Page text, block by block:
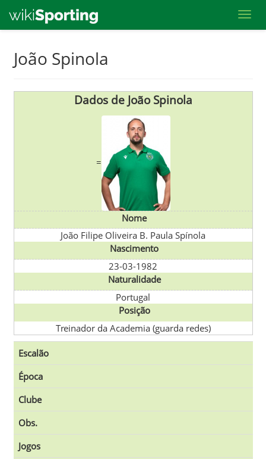
João Spinola
Dados de João Spinola
=
Nome
João Filipe Oliveira B. Paula Spínola
Nascimento
23-03-1982
Naturalidade
Portugal
Posição
Treinador da Academia (guarda redes)
Escalão
Época
Clube
Obs.
Jogos